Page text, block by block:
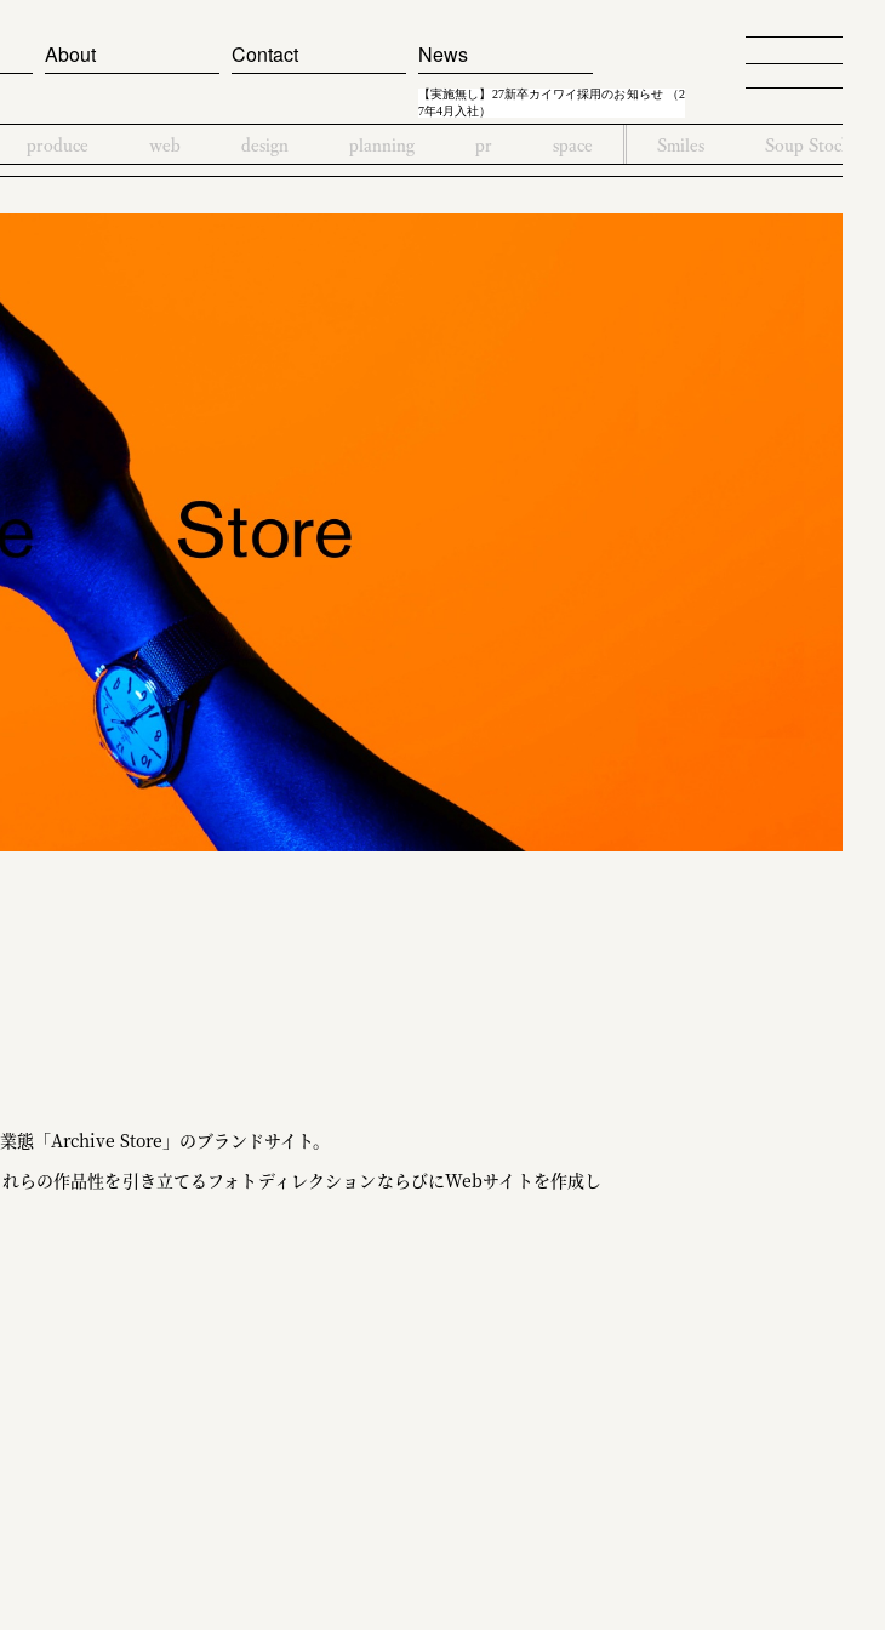
About Contact News
【実施無し】27新卒カイワイ採用のお知らせ （2
7年4月入社）
produce web design planning pr space Smiles Soup Stock
態「Archive Store」のブランドサイト。
らの作品性を引き立てるフォトディレクションならびにWebサイトを作成し